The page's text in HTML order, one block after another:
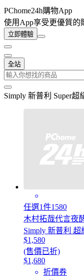
PChome24h購物App
使用App享受更優質的
立即體驗
全站
Simply 新普利 Super
任選1件1580
木村拓哉代言夜
Simply 新普利
$1,580
(售價已折)
$1,680
折價券